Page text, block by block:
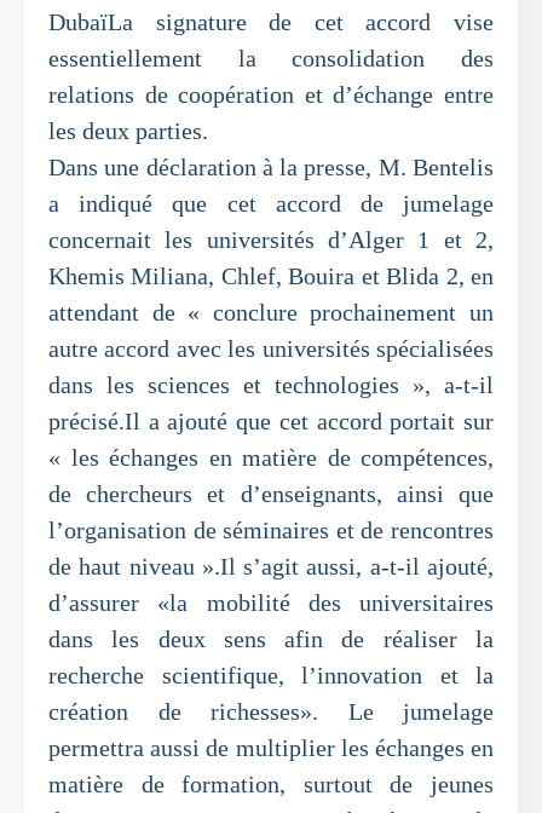
DubaïLa signature de cet accord vise
essentiellement la consolidation des
relations de coopération et d’échange entre
les deux parties.
Dans une déclaration à la presse, M. Bentelis
a indiqué que cet accord de jumelage
concernait les universités d’Alger 1 et 2,
Khemis Miliana, Chlef, Bouira et Blida 2, en
attendant de « conclure prochainement un
autre accord avec les universités spécialisées
dans les sciences et technologies », a-t-il
précisé.Il a ajouté que cet accord portait sur
« les échanges en matière de compétences,
de chercheurs et d’enseignants, ainsi que
l’organisation de séminaires et de rencontres
de haut niveau ».Il s’agit aussi, a-t-il ajouté,
d’assurer «la mobilité des universitaires
dans les deux sens afin de réaliser la
recherche scientifique, l’innovation et la
création de richesses». Le jumelage
permettra aussi de multiplier les échanges en
matière de formation, surtout de jeunes